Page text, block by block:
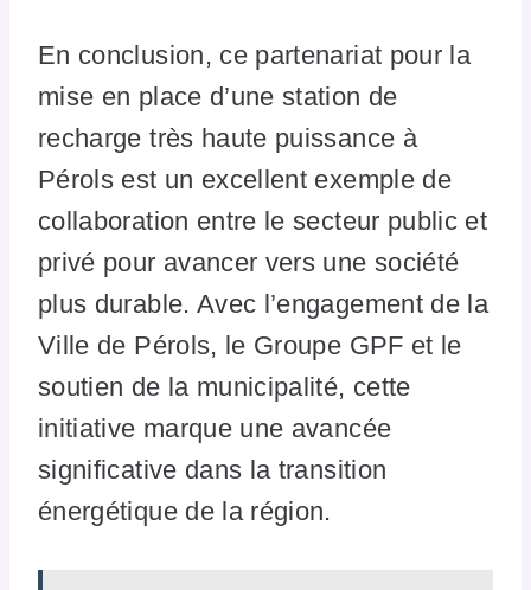
En conclusion, ce partenariat pour la
mise en place d’une station de
recharge très haute puissance à
Pérols est un excellent exemple de
collaboration entre le secteur public et
privé pour avancer vers une société
plus durable. Avec l’engagement de la
Ville de Pérols, le Groupe GPF et le
soutien de la municipalité, cette
initiative marque une avancée
significative dans la transition
énergétique de la région.